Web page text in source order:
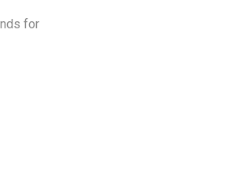
for